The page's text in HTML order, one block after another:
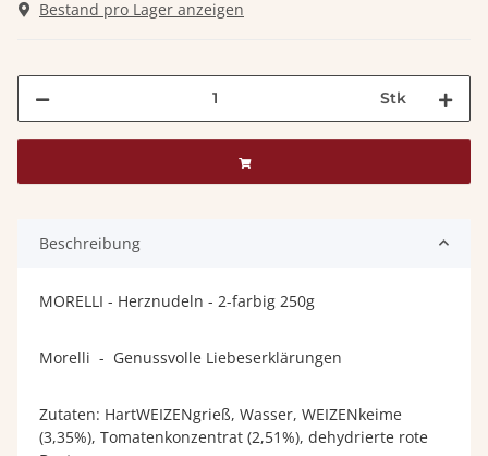
Bestand pro Lager anzeigen
Stk
Beschreibung
MORELLI - Herznudeln - 2-farbig 250g
Morelli - Genussvolle Liebeserklärungen
Zutaten: HartWEIZENgrieß, Wasser, WEIZENkeime
(3,35%), Tomatenkonzentrat (2,51%), dehydrierte rote